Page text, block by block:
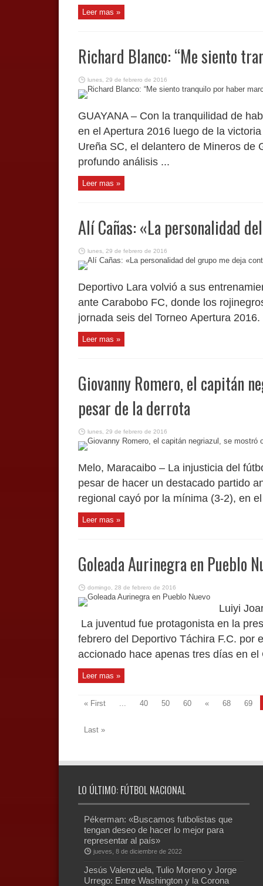
Leer mas »
Richard Blanco: “Me siento
lunes, 29 de febrero de 2016
GUAYANA – Con la tranquilidad de
en el Apertura 2016 luego de la
Ureña SC, el delantero de Mineros de
profundo análisis ...
Leer mas »
Alí Cañas: «La personalidad
lunes, 29 de febrero de 2016
Deportivo Lara volvió a sus
ante Carabobo FC, donde los
jornada seis del Torneo Apertura
Leer mas »
Giovanny Romero, el capitán
pesar de la derrota
lunes, 29 de febrero de 2016
Melo, Maracaibo – La injusticia del
pesar de hacer un destacado partido
regional cayó por la mínima (3-2), en
Leer mas »
Goleada Aurinegra en Pueblo
domingo, 28 de febrero de 2016
Luiyi
La juventud fue protagonista en la
febrero del Deportivo Táchira F.C. por
accionado hace apenas tres días en el
Leer mas »
« First 40 50 60 « 68 69
Last »
LO ÚLTIMO: FÚTBOL NACIONAL
Pékerman: «Buscamos futbolistas que
tengan deseo de hacer lo mejor para
representar al país»
jueves, 8 de diciembre de 2022
Jesús Valenzuela, Tulio Moreno y Jorge
Urrego: Entre Washington y la Corona